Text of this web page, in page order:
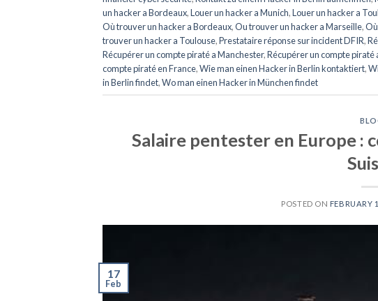
un hacker a Bordeaux,Louer un hacker a Munich,Louer un hacker a
Où trouver un hacker a Bordeaux,Ou trouver un hacker a Marseille,
trouver un hacker a Toulouse,Prestataire réponse sur incident DFIR,
Récupérer un compte piraté a Manchester,Récupérer un compte piraté
compte piraté en France,Wie man einen Hacker in Berlin kontaktiert,
in Berlin findet,Wo man einen Hacker in München findet
Salaire pentester en Europe :
POSTED ON FEBRUARY
17
Feb